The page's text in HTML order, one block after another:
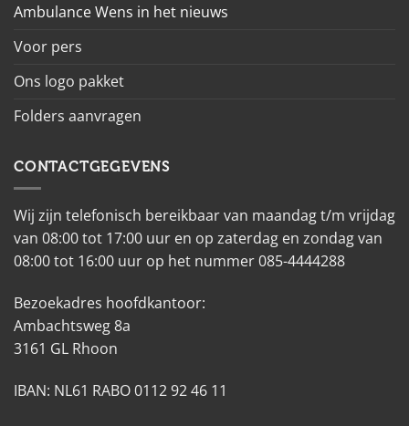
Ambulance Wens in het nieuws
Voor pers
Ons logo pakket
Folders aanvragen
CONTACTGEGEVENS
Wij zijn telefonisch bereikbaar van maandag t/m vrijdag
van 08:00 tot 17:00 uur en op zaterdag en zondag van
08:00 tot 16:00 uur op het nummer 085-4444288
Bezoekadres hoofdkantoor:
Ambachtsweg 8a
3161 GL Rhoon
IBAN: NL61 RABO 0112 92 46 11